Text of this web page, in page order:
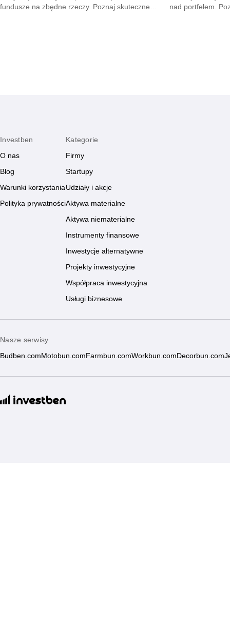
fundusze na zbędne rzeczy. Poznaj skuteczne
nad portfelem.
Investben
O nas
Blog
Warunki korzystania
Polityka prywatności
Kategorie
Firmy
Startupy
Udziały i akcje
Aktywa materialne
Aktywa niematerialne
Instrumenty finansowe
Inwestycje alternatywne
Projekty inwestycyjne
Współpraca inwestycyjna
Usługi biznesowe
Nasze serwisy
Budben.com Motobun.com Farmbun.comWorkbun.com Decorbun.com